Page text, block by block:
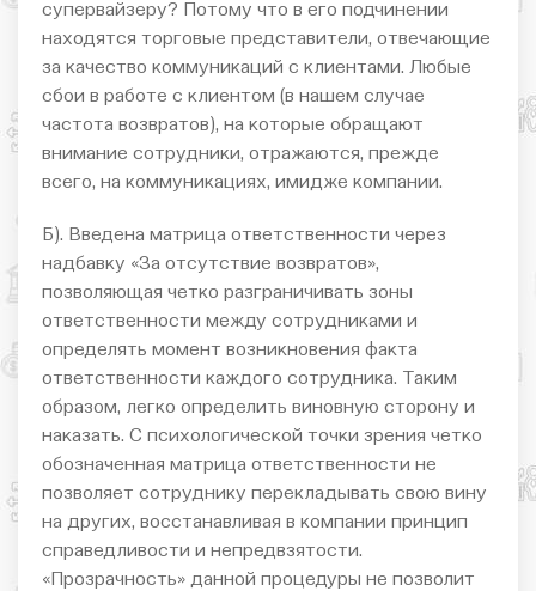
супервайзеру? Потому что в его подчинении
находятся торговые представители, отвечающие
за качество коммуникаций с клиентами. Любые
сбои в работе с клиентом (в нашем случае
частота возвратов), на которые обращают
внимание сотрудники, отражаются, прежде
всего, на коммуникациях, имидже компании.
Б). Введена матрица ответственности через
надбавку «За отсутствие возвратов»,
позволяющая четко разграничивать зоны
ответственности между сотрудниками и
определять момент возникновения факта
ответственности каждого сотрудника. Таким
образом, легко определить виновную сторону и
наказать. С психологической точки зрения четко
обозначенная матрица ответственности не
позволяет сотруднику перекладывать свою вину
на других, восстанавливая в компании принцип
справедливости и непредвзятости.
«Прозрачность» данной процедуры не позволит